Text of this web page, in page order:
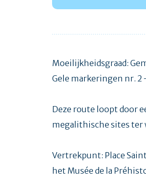
Moeilijkheidsgraad:
Gele markeringen nr. 2
Deze route loopt door
megalithische sites ter
Vertrekpunt: Place
het Musée de la